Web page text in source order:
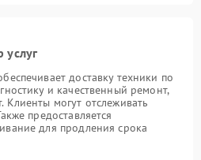
услуг
доставку техники по
и качественный ремонт,
могут отслеживать
предоставляется
для продления срока